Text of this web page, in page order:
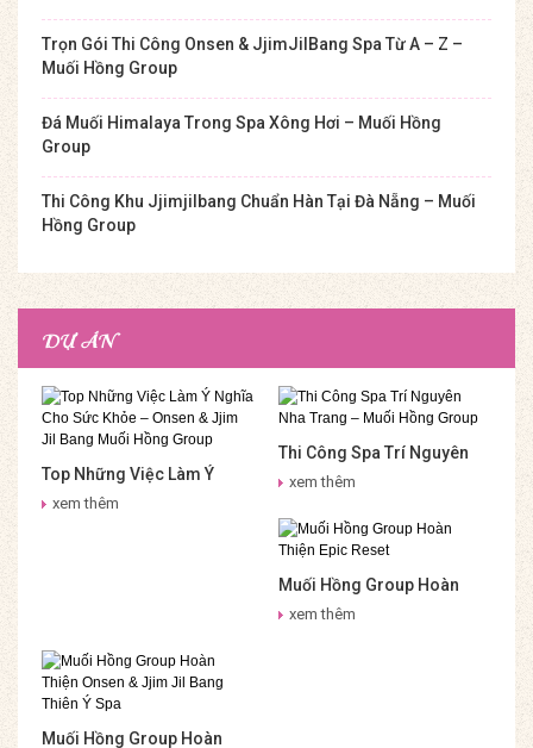
Trọn Gói Thi Công Onsen & JjimJilBang Spa Từ A – Z –
Muối Hồng Group
Đá Muối Himalaya Trong Spa Xông Hơi – Muối Hồng
Group
Thi Công Khu Jjimjilbang Chuẩn Hàn Tại Đà Nẵng – Muối
Hồng Group
DỰ ÁN
Top Những Việc Làm Ý
Nghĩa Cho Sức Khỏe –
xem thêm
Thi Công Spa Trí Nguyên
Nha Trang – Muối Hồng
xem thêm
Muối Hồng Group Hoàn
Thiện Epic Reset
xem thêm
Muối Hồng Group Hoàn